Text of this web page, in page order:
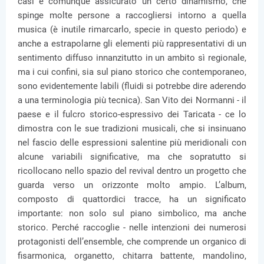
spinge molte persone a raccogliersi intorno a quella
musica (è inutile rimarcarlo, specie in questo periodo) e
anche a estrapolarne gli elementi più rappresentativi di un
sentimento diffuso innanzitutto in un ambito sì regionale,
ma i cui confini, sia sul piano storico che contemporaneo,
sono evidentemente labili (fluidi si potrebbe dire aderendo
a una terminologia più tecnica). San Vito dei Normanni - il
paese e il fulcro storico-espressivo dei Taricata - ce lo
dimostra con le sue tradizioni musicali, che si insinuano
nel fascio delle espressioni salentine più meridionali con
alcune variabili significative, ma che sopratutto si
ricollocano nello spazio del revival dentro un progetto che
guarda verso un orizzonte molto ampio. L’album,
composto di quattordici tracce, ha un significato
importante: non solo sul piano simbolico, ma anche
storico. Perché raccoglie - nelle intenzioni dei numerosi
protagonisti dell’ensemble, che comprende un organico di
fisarmonica, organetto, chitarra battente, mandolino,